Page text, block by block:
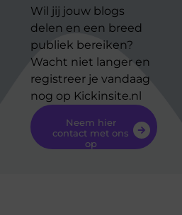
Wil jij jouw blogs
delen en een breed
publiek bereiken?
Wacht niet langer en
registreer je vandaag
nog op Kickinsite.nl
Neem hier
contact met ons
op